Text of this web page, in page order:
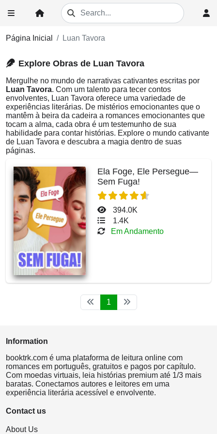
Página Inicial Luan Tavora
Explore Obras de Luan Tavora
Mergulhe no mundo de narrativas cativantes escritas por
Luan Tavora. Com um talento para tecer contos
envolventes, Luan Tavora oferece uma variedade de
experiências literárias. De mistérios emocionantes que o
mantêm à beira da cadeira a romances emocionantes que
tocam a alma, cada obra é um testemunho de sua
habilidade para contar histórias. Explore o mundo cativante
de Luan Tavora e descubra a magia dentro de suas
páginas.
Ela Foge, Ele Persegue—
Sem Fuga!
394.0K
1.4K
Em Andamento
1
Information
booktrk.com é uma plataforma de leitura online com
romances em português, gratuitos e pagos por capítulo.
Com moedas virtuais, leia histórias premium até 1/3 mais
baratas. Conectamos autores e leitores em uma
experiência literária acessível e envolvente.
Contact us
About Us